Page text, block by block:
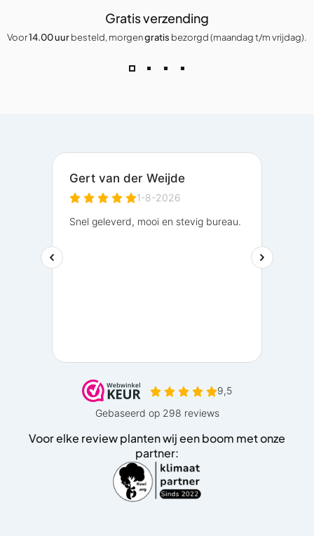
Gratis verzending
Voor14.00 uurbesteld, morgengratis bezorgd (maandag t/m vrijdag).
Voor elke review planten wij een boom met onze
partner: